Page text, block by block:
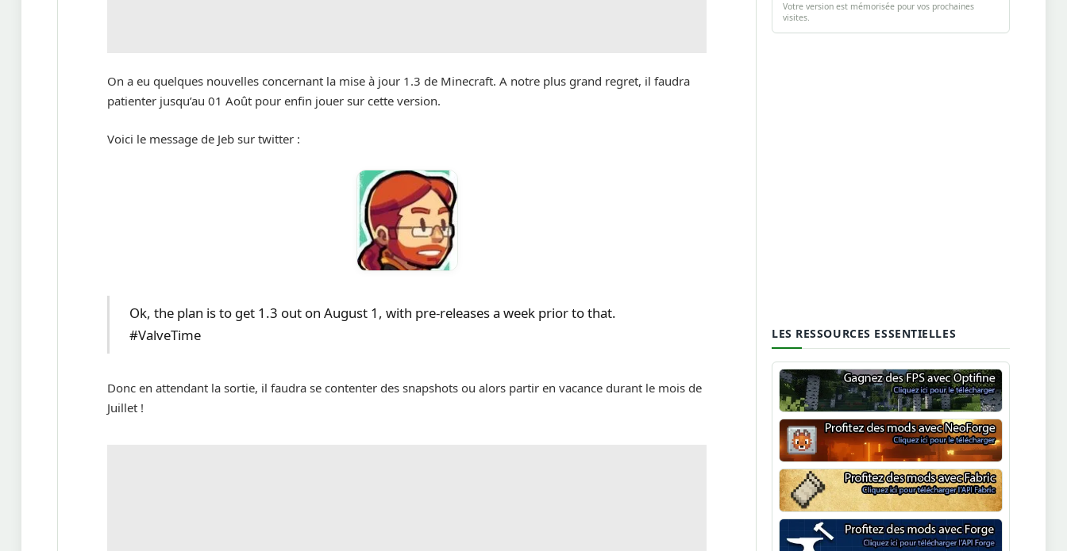
On a eu quelques nouvelles concernant la mise à jour 1.3 de Minecraft. A notre plus grand regret, il faudra
patienter jusqu’au 01 Août pour enfin jouer sur cette version.
Voici le message de Jeb sur twitter :
Ok, the plan is to get 1.3 out on August 1, with pre-releases a week prior to that.
#ValveTime
Donc en attendant la sortie, il faudra se contenter des snapshots ou alors partir en vacance durant le mois de
Juillet !
Votre version est mémorisée pour vos prochaines
visites.
LES RESSOURCES ESSENTIELLES
Optifine
NeoForge
Minecraft Fabric